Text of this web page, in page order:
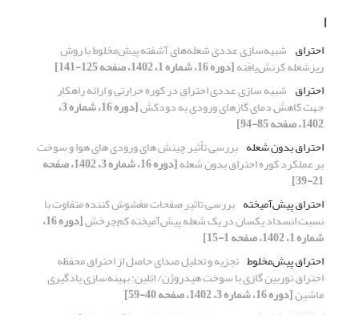
ا
احتراق شبیه‌سازی عددی شعله‌های ‌آشفته پیش‌مخلوط با روش
ریزشعله کرنش‌یافته[دوره 16، شماره 1، 1402، صفحه 125-141]
احتراق شبیه سازی عددی احتراق در کوره حرارتی و ارائه راهکار
جهت کاهش دمای گازهای ورودی به دودکش [دوره 16، شماره 3،
1402، صفحه 85-94]
احتراق بدون شعله بررسی تأثیر چینش های ورودی های هوا و سوخت
بر عملکرد کوره احتراق بدون شعله [دوره 16، شماره 3، 1402، صفحه
21-39]
احتراق پیش‌آمیخته بررسی تاثیر صفحات مغشوش کننده متفاوت با
نسبت انسداد یکسان در یک شعله پیش‌آمیخته کم‌چرخش [دوره 16،
شماره 1، 1402، صفحه 1-15]
احتراق پیش‌مخلوط تجزیه و تحلیل صدای حاصل از احتراق محفظه
احتراق توربین گازی با سوخت هیدروژن/ اتلین: بهینه‌سازی یادگیری
ماشین[دوره 16، شماره 3، 1402، صفحه 40-59]